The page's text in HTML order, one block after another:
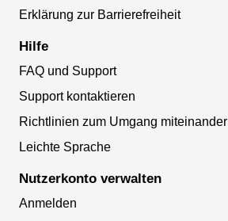
Erklärung zur Barrierefreiheit
Hilfe
FAQ und Support
Support kontaktieren
Richtlinien zum Umgang miteinander
Leichte Sprache
Nutzerkonto verwalten
Anmelden